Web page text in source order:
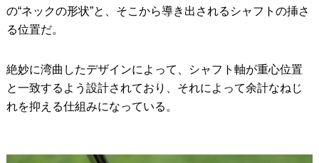
の“ネックの形状”と、そこから導き出されるシャフトの挿さ
る位置だ。
絶妙に湾曲したデザインによって、シャフト軸が重心位置
と一致するよう設計されており、それによって余計なねじ
れを抑える仕組みになっている。